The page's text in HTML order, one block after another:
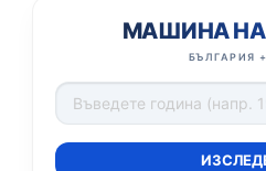
МАШИНА НА
БЪЛГАРИЯ